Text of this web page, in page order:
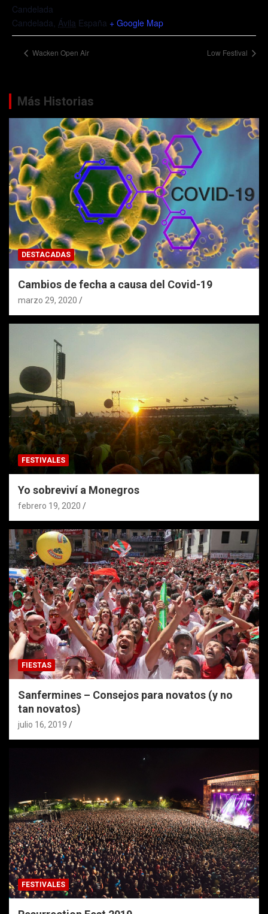
Candelada
Candelada, Ávila España + Google Map
Wacken Open Air Low Festival
Más Historias
DESTACADAS
Cambios de fecha a causa del Covid-19
marzo 29, 2020
FESTIVALES
Yo sobreviví a Monegros
febrero 19, 2020
FIESTAS
Sanfermines – Consejos para novatos (y no
tan novatos)
julio 16, 2019
FESTIVALES